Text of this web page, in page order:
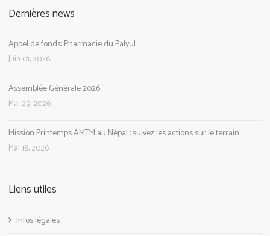
Dernières news
Appel de fonds: Pharmacie du Palyul
Juin 01, 2026
Assemblée Générale 2026
Mai 29, 2026
Mission Printemps AMTM au Népal : suivez les actions sur le terrain
Mai 18, 2026
Liens utiles
Infos légales